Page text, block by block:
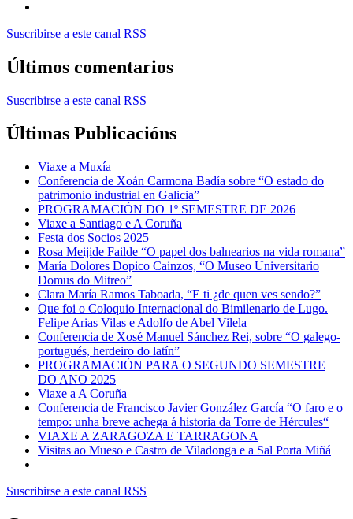
Suscribirse a este canal RSS
Últimos comentarios
Suscribirse a este canal RSS
Últimas Publicacións
Viaxe a Muxía
Conferencia de Xoán Carmona Badía sobre “O estado do
patrimonio industrial en Galicia”
PROGRAMACIÓN DO 1º SEMESTRE DE 2026
Viaxe a Santiago e A Coruña
Festa dos Socios 2025
Rosa Meijide Failde “O papel dos balnearios na vida romana”
María Dolores Dopico Cainzos, “O Museo Universitario
Domus do Mitreo”
Clara María Ramos Taboada, “E ti ¿de quen ves sendo?”
Que foi o Coloquio Internacional do Bimilenario de Lugo.
Felipe Arias Vilas e Adolfo de Abel Vilela
Conferencia de Xosé Manuel Sánchez Rei, sobre “O galego-
portugués, herdeiro do latín”
PROGRAMACIÓN PARA O SEGUNDO SEMESTRE
DO ANO 2025
Viaxe a A Coruña
Conferencia de Francisco Javier González García “O faro e o
tempo: unha breve achega á historia da Torre de Hércules“
VIAXE A ZARAGOZA E TARRAGONA
Visitas ao Mueso e Castro de Viladonga e a Sal Porta Miñá
Suscribirse a este canal RSS